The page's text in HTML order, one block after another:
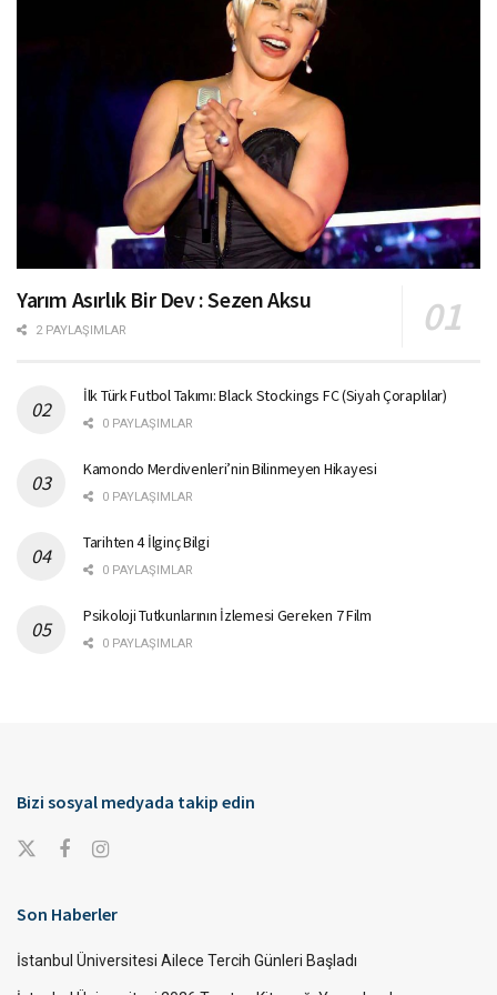
Yarım Asırlık Bir Dev : Sezen Aksu
2 PAYLAŞIMLAR
İlk Türk Futbol Takımı: Black Stockings FC (Siyah Çoraplılar)
0 PAYLAŞIMLAR
Kamondo Merdivenleri’nin Bilinmeyen Hikayesi
0 PAYLAŞIMLAR
Tarihten 4 İlginç Bilgi
0 PAYLAŞIMLAR
Psikoloji Tutkunlarının İzlemesi Gereken 7 Film
0 PAYLAŞIMLAR
Bizi sosyal medyada takip edin
Son Haberler
İstanbul Üniversitesi Ailece Tercih Günleri Başladı